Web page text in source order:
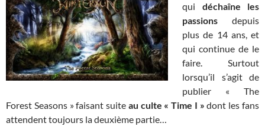
qui déchaîne les
passions depuis
plus de 14 ans, et
qui continue de le
faire. Surtout
lorsqu’il s’agit de
publier « The
Forest Seasons » faisant suite au culte « Time I » dont les fans
attendent toujours la deuxième partie…